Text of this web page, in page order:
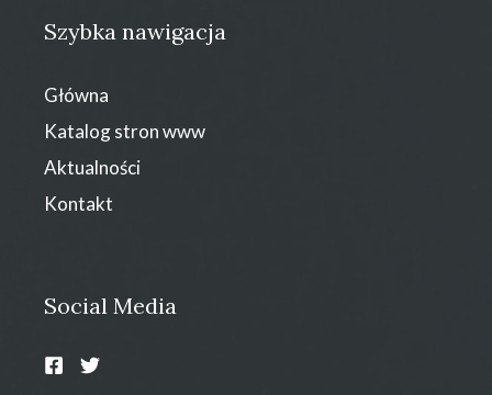
Szybka nawigacja
Główna
Katalog stron www
Aktualności
Kontakt
Social Media